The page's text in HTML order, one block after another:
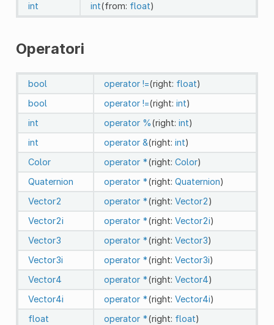
int
int(from: float)
Operatori
bool operator !=(right: float)
bool
operator !=(right: int)
int
operator %(right: int)
int
operator &(right: int)
Color
operator *(right: Color)
Quaternion
operator *(right: Quaternion)
Vector2
operator *(right: Vector2)
Vector2i
operator *(right: Vector2i)
Vector3
operator *(right: Vector3)
Vector3i
operator *(right: Vector3i)
Vector4
operator *(right: Vector4)
Vector4i
operator *(right: Vector4i)
float
operator *(right: float)